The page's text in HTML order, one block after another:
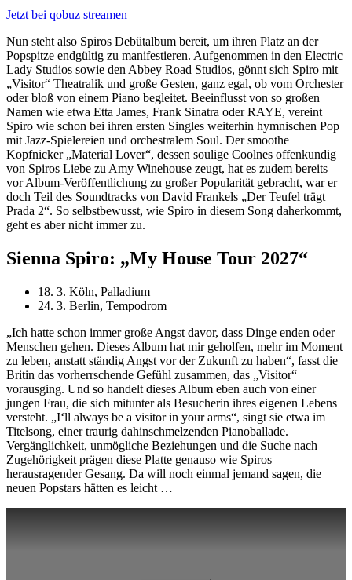
Jetzt bei qobuz streamen
Nun steht also Spiros Debütalbum bereit, um ihren Platz an der
Popspitze endgültig zu manifestieren. Aufgenommen in den Electric
Lady Studios sowie denAbbey Road Studios, gönnt sich Spiro mit
„Visitor“ Theatralik und große Gesten, ganz egal, ob vom Orchester
oder bloß von einem Piano begleitet. Beeinflusst von so großen
Namen wie etwa Etta James, Frank Sinatra oder RAYE, vereint
Spiro wie schon bei ihren ersten Singles weiterhin hymnischen Pop
mit Jazz-Spielereien und orchestralem Soul. Der smoothe
Kopfnicker „Material Lover“, dessen soulige Coolnes offenkundig
von Spiros Liebe zu Amy Winehouse zeugt, hat es zudem bereits
vor Album-Veröffentlichung zu großer Popularität gebracht, war er
doch Teil des Soundtracks von David Frankels „Der Teufel trägt
Prada 2“. So selbstbewusst, wie Spiro in diesem Song daherkommt,
geht es aber nicht immer zu.
Sienna Spiro: „My House Tour 2027“
18. 3. Köln, Palladium
24. 3. Berlin, Tempodrom
„Ich hatte schon immer große Angst davor, dass Dinge enden oder
Menschen gehen. Dieses Album hat mir geholfen, mehr im Moment
zu leben, anstatt ständig Angst vor der Zukunft zu haben“, fasst die
Britin das vorherrschende Gefühl zusammen, das „Visitor“
vorausging. Und so handelt dieses Album eben auch von einer
jungen Frau, die sich mitunter als Besucherin ihres eigenen Lebens
versteht. „I‘ll always be a visitor in your arms“, singt sie etwa im
Titelsong, einer traurig dahinschmelzenden Pianoballade.
Vergänglichkeit, unmögliche Beziehungen und die Suche nach
Zugehörigkeit prägen diese Platte genauso wie Spiros
herausragender Gesang. Da will noch einmal jemand sagen, die
neuen Popstars hätten es leicht …